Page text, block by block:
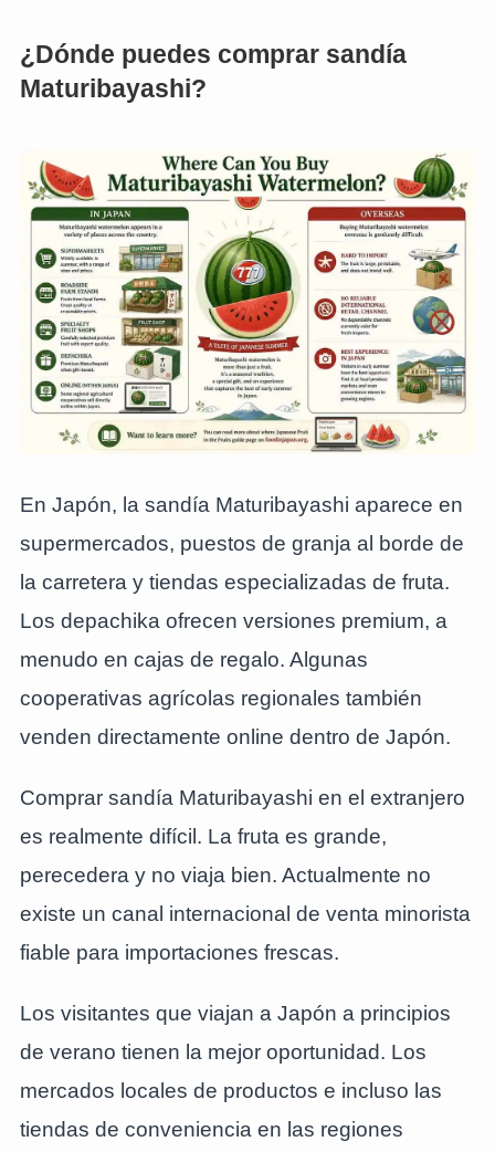
¿Dónde puedes comprar sandía
Maturibayashi?
En Japón, la sandía Maturibayashi aparece en
supermercados, puestos de granja al borde de
la carretera y tiendas especializadas de fruta.
Los depachika ofrecen versiones premium, a
menudo en cajas de regalo. Algunas
cooperativas agrícolas regionales también
venden directamente online dentro de Japón.
Comprar sandía Maturibayashi en el extranjero
es realmente difícil. La fruta es grande,
perecedera y no viaja bien. Actualmente no
existe un canal internacional de venta minorista
fiable para importaciones frescas.
Los visitantes que viajan a Japón a principios
de verano tienen la mejor oportunidad. Los
mercados locales de productos e incluso las
tiendas de conveniencia en las regiones